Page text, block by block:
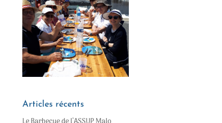
Articles récents